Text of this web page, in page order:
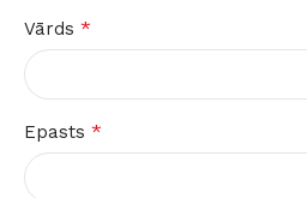
Vārds *
Epasts *